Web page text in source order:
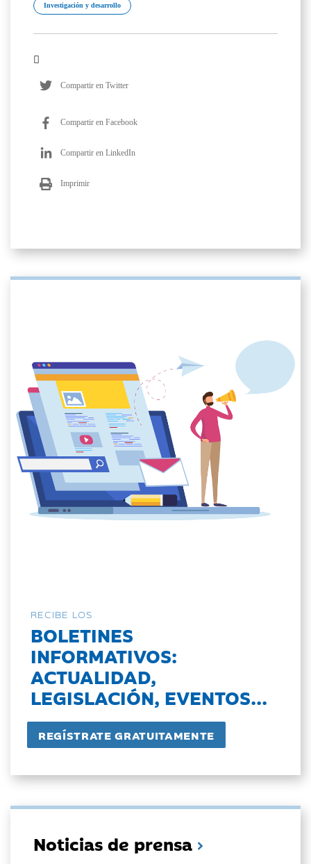
Investigación y desarrollo
Compartir en Twitter
Compartir en Facebook
Compartir en LinkedIn
Imprimir
RECIBE LOS
BOLETINES
INFORMATIVOS:
ACTUALIDAD,
LEGISLACIÓN, EVENTOS...
Noticias de prensa